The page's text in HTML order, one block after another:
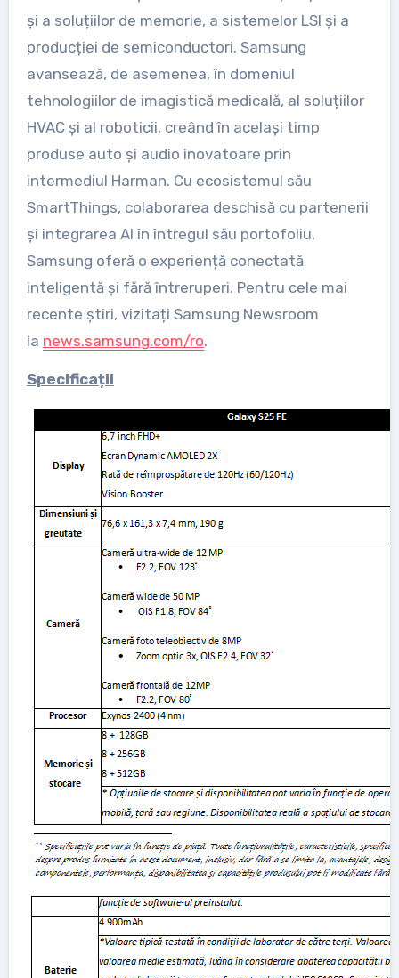
și a soluțiilor de memorie, a sistemelor LSI și a
producției de semiconductori. Samsung
avansează, de asemenea, în domeniul
tehnologiilor de imagistică medicală, al soluțiilor
HVAC și al roboticii, creând în același timp
produse auto și audio inovatoare prin
intermediul Harman. Cu ecosistemul său
SmartThings, colaborarea deschisă cu partenerii
și integrarea AI în întregul său portofoliu,
Samsung oferă o experiență conectată
inteligentă și fără întreruperi. Pentru cele mai
recente știri, vizitați Samsung Newsroom
la news.samsung.com/ro.
Specificații